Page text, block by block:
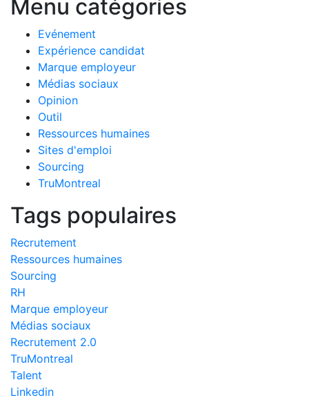
Menu catégories
Evénement
Expérience candidat
Marque employeur
Médias sociaux
Opinion
Outil
Ressources humaines
Sites d'emploi
Sourcing
TruMontreal
Tags populaires
Recrutement
Ressources humaines
Sourcing
RH
Marque employeur
Médias sociaux
Recrutement 2.0
TruMontreal
Talent
Linkedin